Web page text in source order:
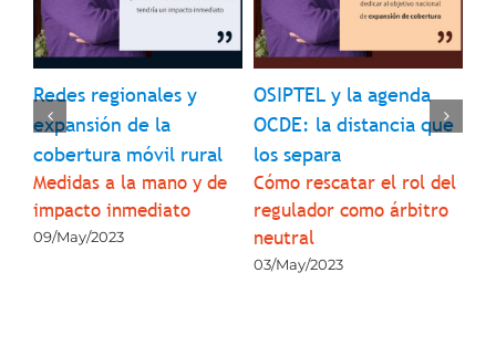
Redes regionales y
expansión de la
cobertura móvil rural
Medidas a la mano y de
impacto inmediato
09/May/2023
OSIPTEL y la agenda
OCDE: la distancia que
los separa
Cómo rescatar el rol del
regulador como árbitro
neutral
03/May/2023